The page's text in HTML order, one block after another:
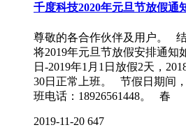
千度科技2020年元旦节放假通
尊敬的各合作伙伴及用户。
将2019年元旦节放假安排通知
日-2019年1月1日放假2天，
30日正常上班。 节假日期间
班电话：18926561448。 春
2019-11-20 647